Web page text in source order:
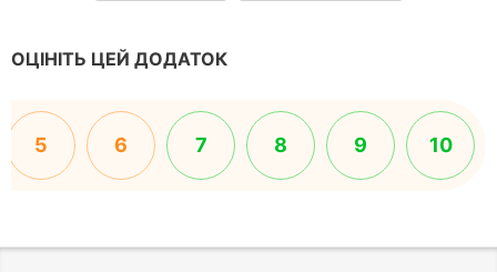
ОЦІНІТЬ ЦЕЙ ДОДАТОК
5 6 7 8 9 10